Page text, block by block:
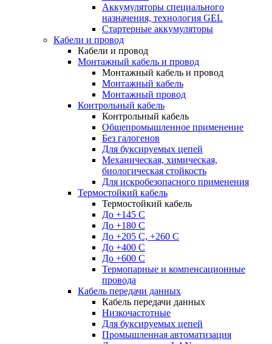
Аккумуляторы специального
назначения, технология GEL
Стартерные аккумуляторы
Кабели и провод
Кабели и провод
Монтажный кабель и провод
Монтажный кабель и провод
Монтажный кабель
Монтажный провод
Контрольный кабель
Контрольный кабель
Общепромышленное применение
Без галогенов
Для буксируемых цепей
Механическая, химическая,
биологическая стойкость
Для искробезопасного применения
Термостойкий кабель
Термостойкий кабель
До +145 С
До +180 C
До +205 С, +260 С
До +400 C
До +600 С
Термопарные и компенсационные
провода
Кабель передачи данных
Кабель передачи данных
Низкочастотные
Для буксируемых цепей
Промышленная автоматизация